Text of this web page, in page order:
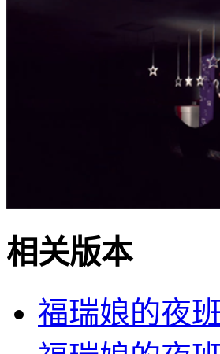
相关版本
福瑞娘的夜